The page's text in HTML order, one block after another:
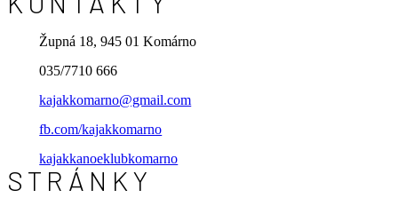
Župná 18, 945 01 Komárno
035/7710 666
kajakkomarno@gmail.com
fb.com/kajakkomarno
kajakkanoeklubkomarno
STRÁNKY